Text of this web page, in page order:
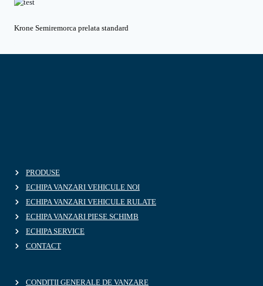
Krone Semiremorca prelata standard
PRODUSE
ECHIPA VANZARI VEHICULE NOI
ECHIPA VANZARI VEHICULE RULATE
ECHIPA VANZARI PIESE SCHIMB
ECHIPA SERVICE
CONTACT
CONDITII GENERALE DE VANZARE